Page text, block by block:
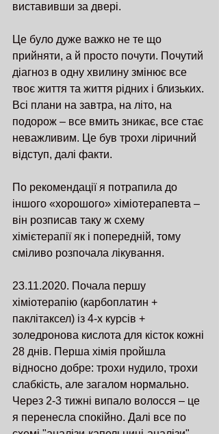
виставивши за двері.
Це було дуже важко не те що
прийняти, а й просто почути. Почутий
діагноз в одну хвилину змінює все
твоє життя та життя рідних і близьких.
Всі плани на завтра, на літо, на
подорож – все вмить зникає, все стає
неважливим. Це був трохи ліричний
відступ, далі факти.
По рекомендації я потрапила до
іншого «хорошого» хіміотерапевта –
він розписав таку ж схему
хімієтерапії як і попередній, тому
сміливо розпочала лікування.
23.11.2020. Почала першу
хіміотерапію (карбоплатин +
паклітаксел) із 4-х курсів +
золедронова кислота для кісток кожні
28 днів. Перша хімія пройшла
відносно добре: трохи нудило, трохи
слабкість, але загалом нормально.
Через 2-3 тижні випало волосся – це
я перенесла спокійно. Далі все по